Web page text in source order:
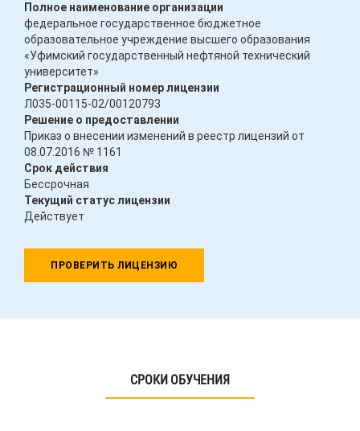
Полное наименование организации
федеральное государственное бюджетное
образовательное учреждение высшего образования
«Уфимский государственный нефтяной технический
университет»
Регистрационный номер лицензии
Л035-00115-02/00120793
Решение о предоставлении
Приказ о внесении изменений в реестр лицензий от
08.07.2016 № 1161
Срок действия
Бессрочная
Текущий статус лицензии
Действует
ПРОВЕРИТЬ ЛИЦЕНЗИЮ
СРОКИ ОБУЧЕНИЯ